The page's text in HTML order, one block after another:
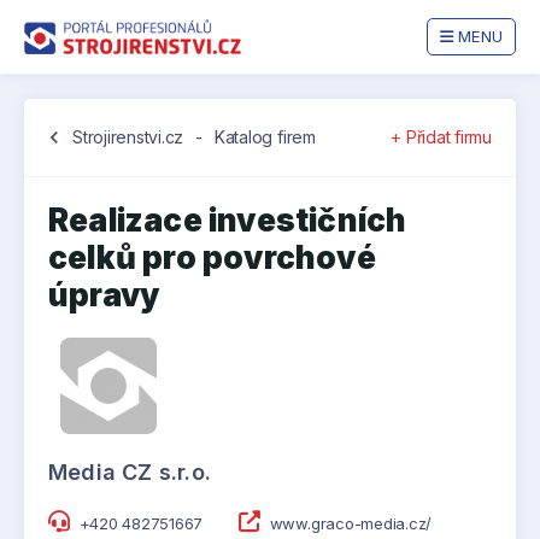
MENU
chevron_left Strojirenstvi.cz - Katalog firem + Přidat firmu
Realizace investičních
celků pro povrchové
úpravy
Media CZ s.r.o.
+420 482751667 www.graco-media.cz/